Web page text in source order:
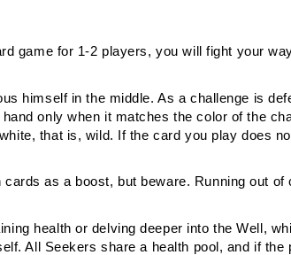
game for 1-2 players, you will fight your
himself in the middle. As a challenge is
only when it matches the color of the
that is, wild. If the card you play does
as a boost, but beware. Running out
health or delving deeper into the Well,
All Seekers share a health pool, and if